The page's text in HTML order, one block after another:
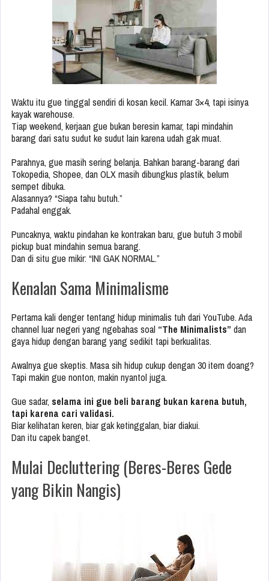
Waktu itu gue tinggal sendiri di kosan kecil. Kamar 3×4, tapi isinya
kayak warehouse.
Tiap weekend, kerjaan gue bukan beresin kamar, tapi mindahin
barang dari satu sudut ke sudut lain karena udah gak muat.
Parahnya, gue masih sering belanja. Bahkan barang-barang dari
Tokopedia, Shopee, dan OLX masih dibungkus plastik, belum
sempet dibuka.
Alasannya? “Siapa tahu butuh.”
Padahal enggak.
Puncaknya, waktu pindahan ke kontrakan baru, gue butuh 3 mobil
pickup buat mindahin semua barang.
Dan di situ gue mikir: “INI GAK NORMAL.”
Kenalan Sama Minimalisme
Pertama kali denger tentang hidup minimalis tuh dari YouTube. Ada
channel luar negeri yang ngebahas soal “The Minimalists” dan
gaya hidup dengan barang yang sedikit tapi berkualitas.
Awalnya gue skeptis. Masa sih hidup cukup dengan 30 item doang?
Tapi makin gue nonton, makin nyantol juga.
Gue sadar, selama ini gue beli barang bukan karena butuh,
tapi karena cari validasi.
Biar kelihatan keren, biar gak ketinggalan, biar diakui.
Dan itu capek banget.
Mulai Decluttering (Beres-Beres Gede
yang Bikin Nangis)